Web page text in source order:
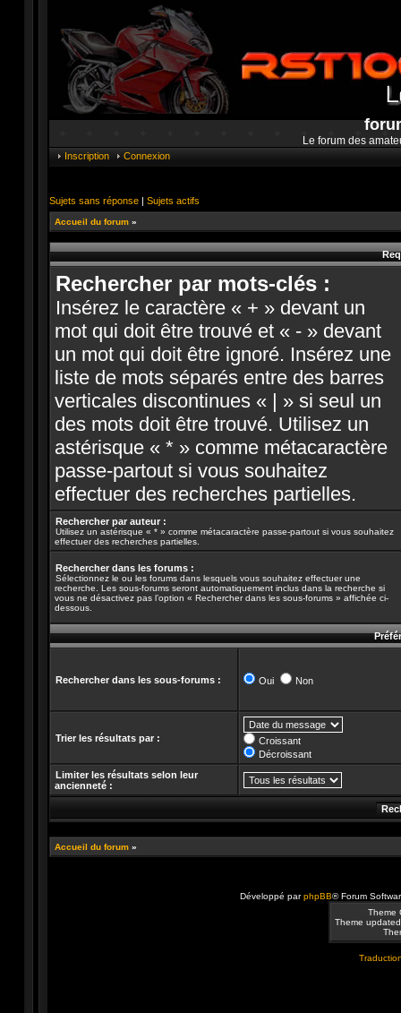
Le forum des
Inscription Connexion
Sujets sans réponse | Sujets actifs
Accueil du forum »
Rechercher par mots-clés :
Insérez le caractère « + » devant un
mot qui doit être trouvé et « - » devant
un mot qui doit être ignoré. Insérez une
liste de mots séparés entre des barres
verticales discontinues « | » si seul un
des mots doit être trouvé. Utilisez un
astérisque « * » comme métacaractère
passe-partout si vous souhaitez
effectuer des recherches partielles.
Rechercher par auteur :
Utilisez un astérisque « * » comme métacaractère passe-partout si vous souhaitez
effectuer des recherches partielles.
Rechercher dans les forums :
Sélectionnez le ou les forums dans lesquels vous souhaitez effectuer une
recherche. Les sous-forums seront automatiquement inclus dans la recherche si
vous ne désactivez pas l’option « Rechercher dans les sous-forums » affichée ci-
dessous.
Rechercher dans les sous-forums : Oui Non
Trier les résultats par :
Croissant
Décroissant
Limiter les résultats selon leur
ancienneté :
Accueil du forum »
Développé parphpBB® Forum
Theme
Theme